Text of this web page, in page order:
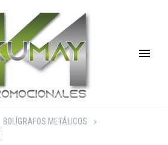
BOLÍGRAFOS METÁLICOS